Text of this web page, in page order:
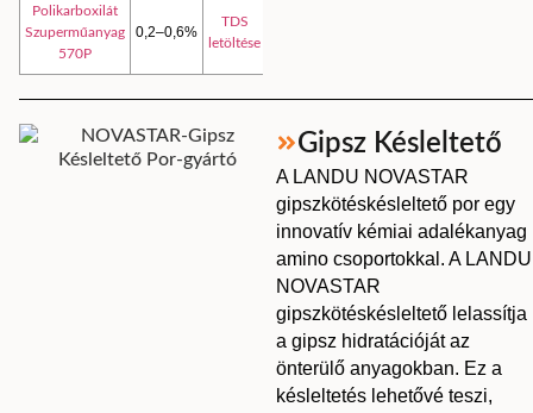
Polikarboxilát
Szuperműanyag
570P
0,2–0,6%
TDS
letöltése
Gipsz Késleltető
A LANDU NOVASTAR
gipszkötéskésleltető por egy
innovatív kémiai adalékanyag
amino csoportokkal. A LANDU
NOVASTAR
gipszkötéskésleltető lelassítja
a gipsz hidratációját az
önterülő anyagokban. Ez a
késleltetés lehetővé teszi,